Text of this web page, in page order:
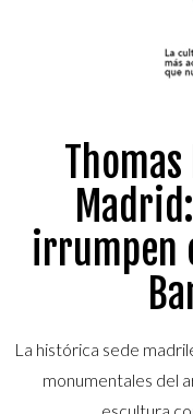
irrumpen
La histórica sede
monumentales del